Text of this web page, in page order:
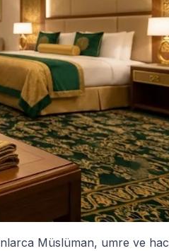
Müslüman, umre ve hac